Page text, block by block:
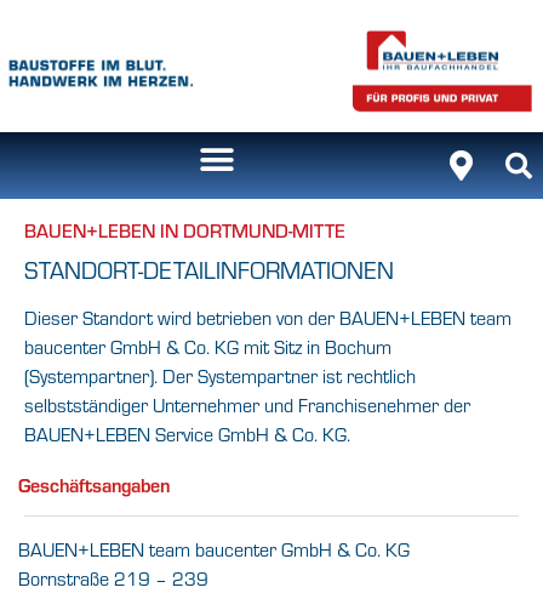
BAUEN+LEBEN IN DORTMUND-MITTE
STANDORT-DETAILINFORMATIONEN
Dieser Standort wird betrieben von der BAUEN+LEBEN team
baucenter GmbH & Co. KG mit Sitz in Bochum
(Systempartner). Der Systempartner ist rechtlich
selbstständiger Unternehmer und Franchisenehmer der
BAUEN+LEBEN Service GmbH & Co. KG.
Geschäftsangaben
BAUEN+LEBEN team baucenter GmbH & Co. KG
Bornstraße 219 – 239